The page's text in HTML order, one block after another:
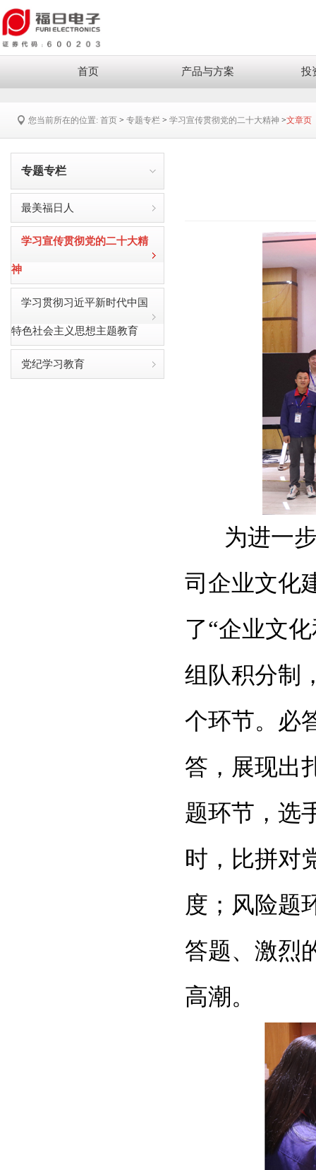
首页 产品与方案 投
您当前所在的位置: 首页 > 专题专栏 > 学习宣传贯彻党的二十大精神 >文章页
专题专栏
最美福日人
学习宣传贯彻党的二十大精
神
学习贯彻习近平新时代中国
特色社会主义思想主题教育
党纪学习教育
为进一
司企业文化
了“企业文
组队积分制
个环节。必
答，展现出
题环节，选
时，比拼对
度；风险题
答题、激烈
高潮。